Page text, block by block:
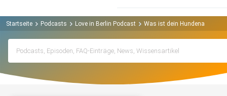
Startseite Podcasts Love in Berlin Podcast Was ist dein Hundename?